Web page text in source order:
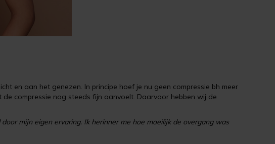
en aan het genezen. In principe hoef je nu geen compressie bh meer
compressie nog steeds fijn aanvoelt. Daarvoor hebben wij de
mijn eigen ervaring. Ik herinner me hoe moeilijk de overgang was